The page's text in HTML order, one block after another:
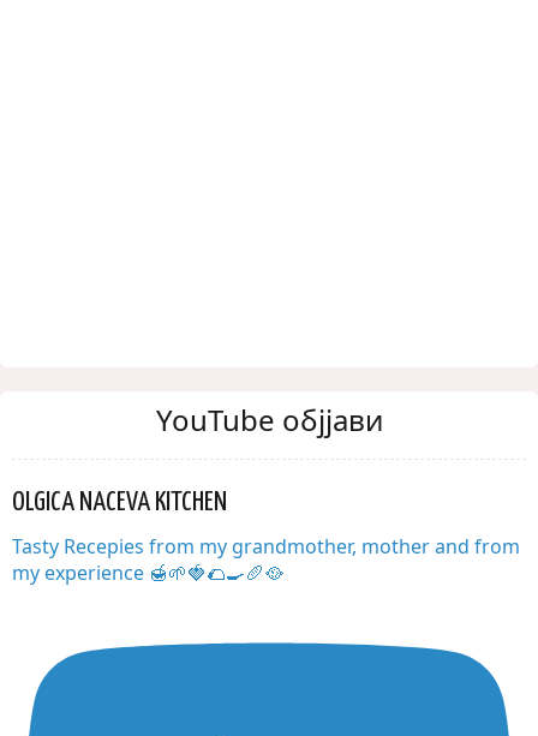
YouTube објјави
OLGICA NACEVA KITCHEN
Tasty Recepies from my grandmother, mother and from
my experience 🍯🌱🍓🌮🍳🥖🥘